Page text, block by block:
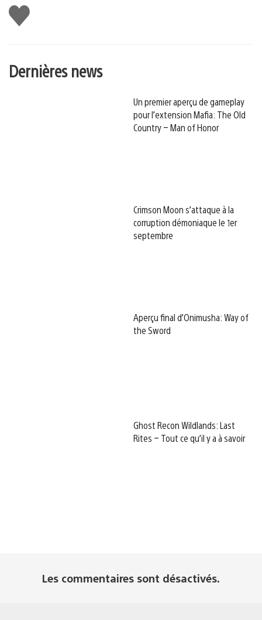
J'aime
Dernières news
Un premier aperçu de gameplay
pour l’extension Mafia: The Old
Country – Man of Honor
Crimson Moon s’attaque à la
corruption démoniaque le 1er
septembre
Aperçu final d’Onimusha: Way of
the Sword
Ghost Recon Wildlands: Last
Rites – Tout ce qu’il y a à savoir
Les commentaires sont désactivés.